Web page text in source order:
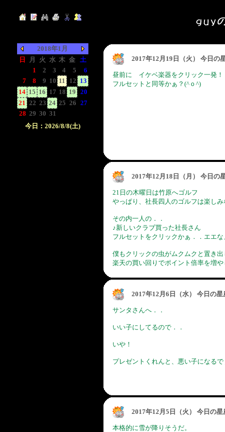
2018年1月
日
月 火 水 木 金 土
1 2 3 4 5
6
7
8 9 10 11 12 13
14 15 16 17 18 19
20
21 22 23 24 25 26 27
28 29 30 31
今日：2026/8/8(土)
2017年12月19日（火） 今日の
昼前に イケベ楽器をクリック一発！
フルセットと同等かぁ？(^ｏ^)
2017年12月18日（月） 今日の
21日の木曜日は竹原へゴルフ
やっぱり、社長四人のゴルフは楽し
その内一人の．．
♪新しいクラブ買った社長さん
フルセットをクリックかぁ．．エエな
僕もクリックの虫がムクムクと置き出
楽天の買い回りでポイント倍率を増や
2017年12月6日（水） 今日の
サンタさんへ．．
いい子にしてるので．．
いや！
プレゼントくれんと、悪い子になるで
2017年12月5日（火） 今日の
本格的に雪が降りそうだ。